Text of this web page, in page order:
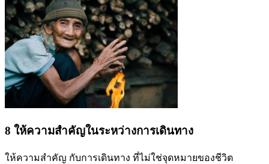
8 ให้ความสำคัญในระหว่างการเดินทาง
ให้ความสำคัญ กับการเดินทาง ที่ไม่ใช่จุดหมายของชีวิต